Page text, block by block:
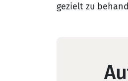
gezielt zu